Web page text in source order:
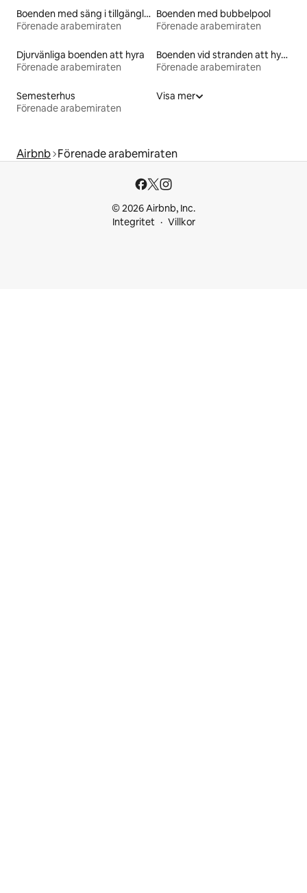
Boenden med säng i tillgänglighetsanpassad höjd
Förenade arabemiraten
Boenden med bubbelpool
Förenade arabemiraten
Djurvänliga boenden att hyra
Förenade arabemiraten
Boenden vid stranden att hyra
Förenade arabemiraten
Semesterhus
Förenade arabemiraten
Visa mer
Airbnb Förenade arabemiraten
© 2026 Airbnb, Inc.
Integritet
Villkor